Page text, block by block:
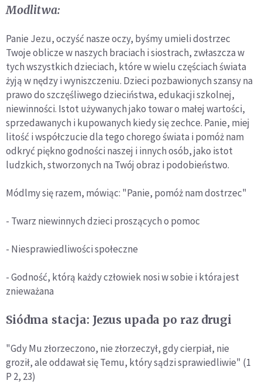
Modlitwa:
Panie Jezu, oczyść nasze oczy, byśmy umieli dostrzec
Twoje oblicze w naszych braciach i siostrach, zwłaszcza w
tych wszystkich dzieciach, które w wielu częściach świata
żyją w nędzy i wyniszczeniu. Dzieci pozbawionych szansy na
prawo do szczęśliwego dzieciństwa, edukacji szkolnej,
niewinności. Istot używanych jako towar o małej wartości,
sprzedawanych i kupowanych kiedy się zechce. Panie, miej
litość i współczucie dla tego chorego świata i pomóż nam
odkryć piękno godności naszej i innych osób, jako istot
ludzkich, stworzonych na Twój obraz i podobieństwo.
Módlmy się razem, mówiąc: "Panie, pomóż nam dostrzec"
- Twarz niewinnych dzieci proszących o pomoc
- Niesprawiedliwości społeczne
- Godność, którą każdy człowiek nosi w sobie i która jest
znieważana
Siódma stacja: Jezus upada po raz drugi
"Gdy Mu złorzeczono, nie złorzeczył, gdy cierpiał, nie
groził, ale oddawał się Temu, który sądzi sprawiedliwie" (1
P 2, 23)